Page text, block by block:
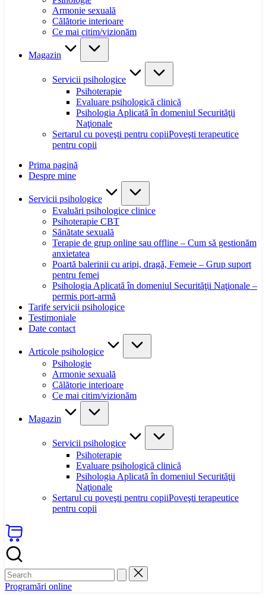
Armonie sexuală
Călătorie interioare
Ce mai citim/vizionăm
Magazin
Servicii psihologice
Psihoterapie
Evaluare psihologică clinică
Psihologia Aplicată în domeniul Securităţii
Naţionale
Sertarul cu poveşti pentru copiiPoveşti terapeutice
pentru copii
Prima pagină
Despre mine
Servicii psihologice
Evaluări psihologice clinice
Psihoterapie CBT
Sănătate sexuală
Terapie de grup online sau offline – Cum să gestionăm
anxietatea
Poartă balerinii cu aripi, dragă, Femeie – Grup suport
pentru femei
Psihologia Aplicată în domeniul Securităţii Naţionale –
permis port-armă
Tarife servicii psihologice
Testimoniale
Date contact
Articole psihologice
Psihologie
Armonie sexuală
Călătorie interioare
Ce mai citim/vizionăm
Magazin
Servicii psihologice
Psihoterapie
Evaluare psihologică clinică
Psihologia Aplicată în domeniul Securităţii
Naţionale
Sertarul cu poveşti pentru copiiPoveşti terapeutice
pentru copii
Programări online